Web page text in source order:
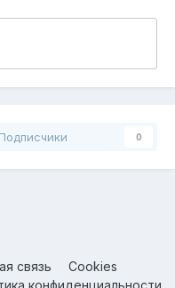
Подписчики 0
связь
Cookies